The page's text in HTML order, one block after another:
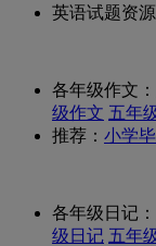
英语试题资源
各年级作文：
级作文 五年
推荐： 小学
各年级日记：
级日记 五年